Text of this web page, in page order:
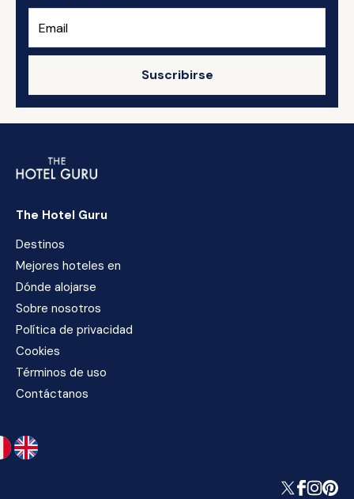
Suscribirse
The Hotel Guru
Destinos
Mejores hoteles en
Dónde alojarse
Sobre nosotros
Política de privacidad
Cookies
Términos de uso
Contáctanos